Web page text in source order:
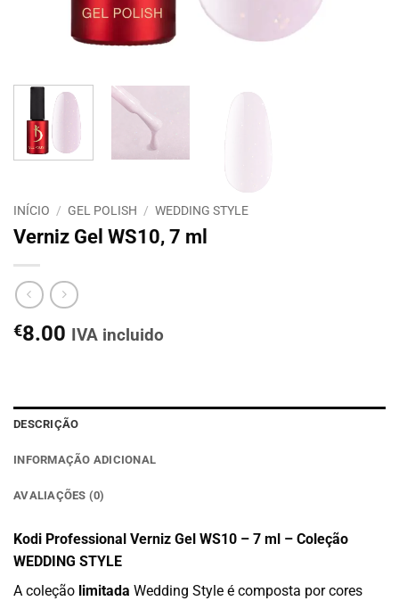
INÍCIO / GEL POLISH / WEDDING STYLE
Verniz Gel WS10, 7 ml
€8.00 IVA incluido
DESCRIÇÃO
INFORMAÇÃO ADICIONAL
AVALIAÇÕES (0)
Kodi Professional Verniz Gel WS10 – 7 ml – Coleção
WEDDING STYLE
A coleção limitada Wedding Style é composta por cores